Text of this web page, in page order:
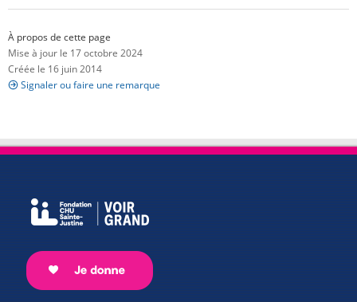
À propos de cette page
Mise à jour le 17 octobre 2024
Créée le 16 juin 2014
Signaler ou faire une remarque